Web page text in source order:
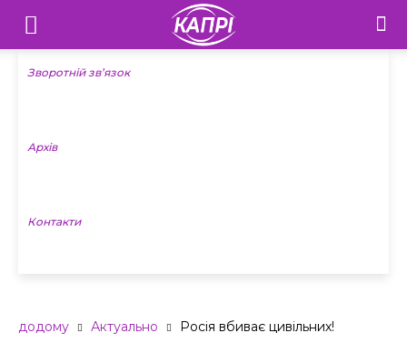
Телебачення
«Капрі»
Новини
Зворотній зв’язок
Архів
Контакти
додому Актуально Росія вбиває цивільних!